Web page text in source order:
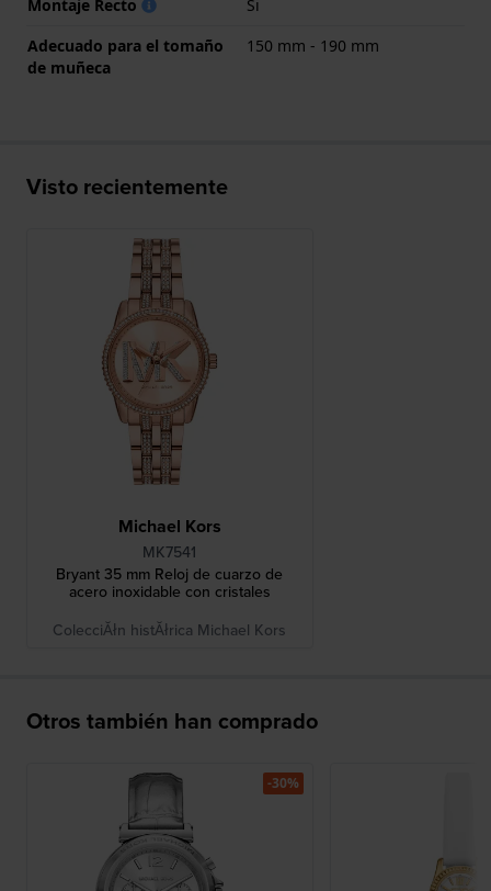
Montaje Recto
Si
Adecuado para el tomaño
de muñeca
150 mm - 190 mm
Visto recientemente
Michael Kors
MK7541
Bryant 35 mm Reloj de cuarzo de
acero inoxidable con cristales
ColecciĂłn histĂłrica Michael Kors
Otros también han comprado
-30%